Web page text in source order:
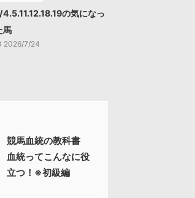
の気になっ
馬
2026/7/24
競馬血統の教科書
血統ってこんなに役
立つ！※初級編